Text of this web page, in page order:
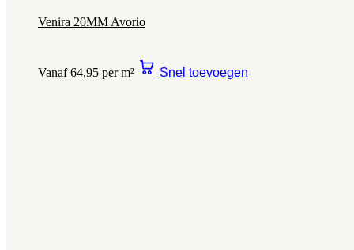
Venira 20MM Avorio
Vanaf 64,95 per m² Snel toevoegen